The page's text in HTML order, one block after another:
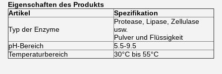
Eigenschaften des Produkts
Artikel
Spezifikation
Typ der Enzyme
Protease, Lipase, Zellulase
usw.
Pulver und Flüssigkeit
pH-Bereich
5.5-9.5
Temperaturbereich
30°C bis 55°C